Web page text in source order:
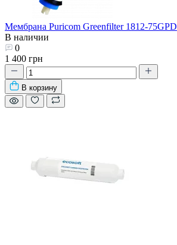
Мембрана Puricom Greenfilter 1812-75GPD
В наличии
0
1 400 грн
В корзину